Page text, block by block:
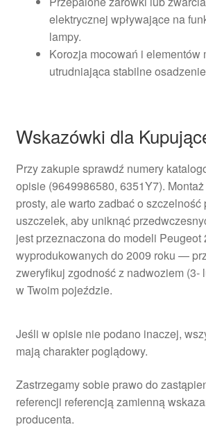
elektrycznej wpływające na
lampy.
Korozja mocowań i elementów
utrudniająca stabilne
Wskazówki dla
Przy zakupie sprawdź numery
opisie (9649986580, 6351Y7). Montaż
prosty, ale warto zadbać o szczelność
uszczelek, aby uniknąć
jest przeznaczona do modeli Peugeot
wyprodukowanych do 2009 roku —
zweryfikuj zgodność z nadwoziem (3-
w Twoim pojeździe.
Jeśli w opisie nie podano inaczej,
mają charakter poglądowy.
Zastrzegamy sobie prawo do
referencji referencją zamienną
producenta.